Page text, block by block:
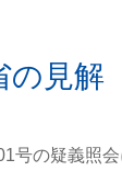
の見解
号の疑義照